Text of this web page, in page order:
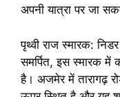
अपनी यात्रा पर जा
पृथ्वी राज स्मारक:
समर्पित, इस स्मारक में
है। अजमेर में तारागढ़